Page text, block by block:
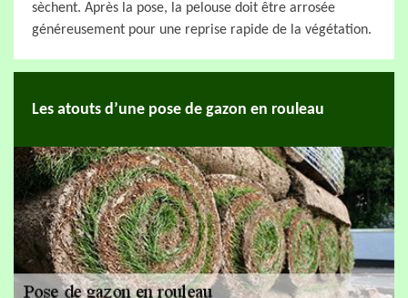
sèchent. Après la pose, la pelouse doit être arrosée
généreusement pour une reprise rapide de la végétation.
Les atouts d’une pose de gazon en rouleau